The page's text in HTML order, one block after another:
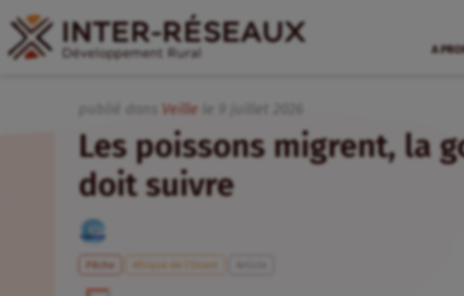
A
Veille
Les poissons migrent, la
doit suivre
Pêche Afrique de l’Ouest